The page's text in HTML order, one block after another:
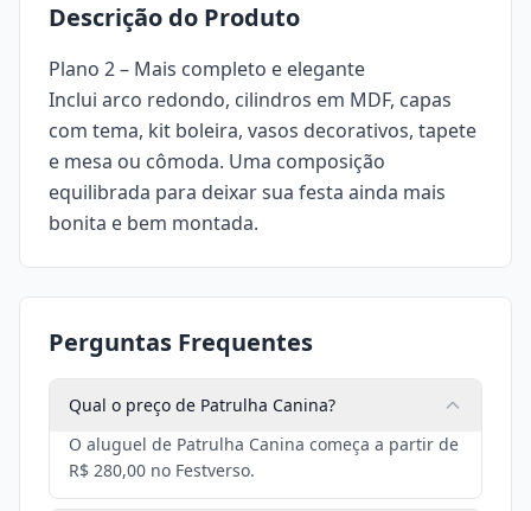
Descrição do Produto
Plano 2 – Mais completo e elegante
Inclui arco redondo, cilindros em MDF, capas
com tema, kit boleira, vasos decorativos, tapete
e mesa ou cômoda. Uma composição
equilibrada para deixar sua festa ainda mais
bonita e bem montada.
Perguntas Frequentes
Qual o preço de Patrulha Canina?
O aluguel de Patrulha Canina começa a partir de
R$ 280,00 no Festverso.